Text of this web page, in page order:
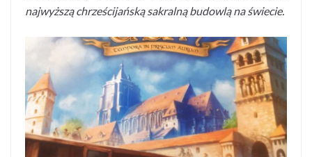
najwyższą chrześcijańską sakralną budowlą na świecie.